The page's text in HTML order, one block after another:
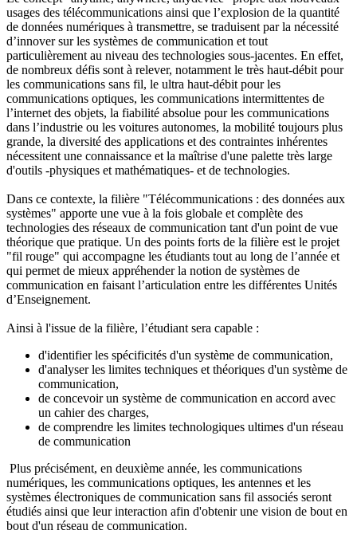
usages des télécommunications ainsi que l’explosion de la quantité
de données numériques à transmettre, se traduisent par la nécessité
d’innover sur les systèmes de communication et tout
particulièrement au niveau des technologies sous-jacentes. En effet,
de nombreux défis sont à relever, notamment le très haut-débit pour
les communications sans fil, le ultra haut-débit pour les
communications optiques, les communications intermittentes de
l’internet des objets, la fiabilité absolue pour les communications
dans l’industrie ou les voitures autonomes, la mobilité toujours plus
grande, la diversité des applications et des contraintes inhérentes
nécessitent une connaissance et la maîtrise d'une palette très large
d'outils -physiques et mathématiques- et de technologies.
Dans ce contexte, la filière "Télécommunications : des données aux
systèmes" apporte une vue à la fois globale et complète des
technologies des réseaux de communication tant d'un point de vue
théorique que pratique. Un des points forts de la filière est le projet
"fil rouge" qui accompagne les étudiants tout au long de l’année et
qui permet de mieux appréhender la notion de systèmes de
communication en faisant l’articulation entre les différentes Unités
d’Enseignement.
Ainsi à l'issue de la filière, l’étudiant sera capable :
d'identifier les spécificités d'un système de communication,
d'analyser les limites techniques et théoriques d'un système de
communication,
de concevoir un système de communication en accord avec
un cahier des charges,
de comprendre les limites technologiques ultimes d'un réseau
de communication
Plus précisément, en deuxième année, les communications
numériques, les communications optiques, les antennes et les
systèmes électroniques de communication sans fil associés seront
étudiés ainsi que leur interaction afin d'obtenir une vision de bout en
bout d'un réseau de communication.